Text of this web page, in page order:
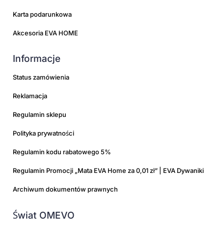
Karta podarunkowa
Akcesoria EVA HOME
Informacje
Status zamówienia
Reklamacja
Regulamin sklepu
Polityka prywatności
Regulamin kodu rabatowego 5%
Regulamin Promocji „Mata EVA Home za 0,01 zł” | EVA Dywaniki
Archiwum dokumentów prawnych
Świat OMEVO